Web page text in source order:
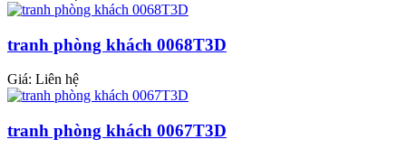
tranh phòng khách 0068T3D
Giá: Liên hệ
tranh phòng khách 0067T3D